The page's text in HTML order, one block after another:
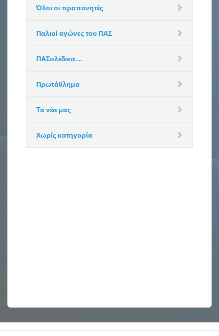
Όλοι οι προπονητές
Παλιοί αγώνες του ΠΑΣ
ΠΑΣολέδικα….
Πρωτάθλημα
Τα νέα μας
Χωρίς κατηγορία